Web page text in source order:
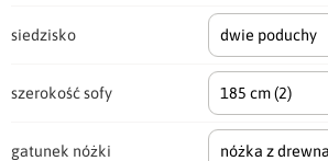
siedzisko dwie poduchy
szerokość sofy 185 cm(2)
gatunek nóżki nóżka z